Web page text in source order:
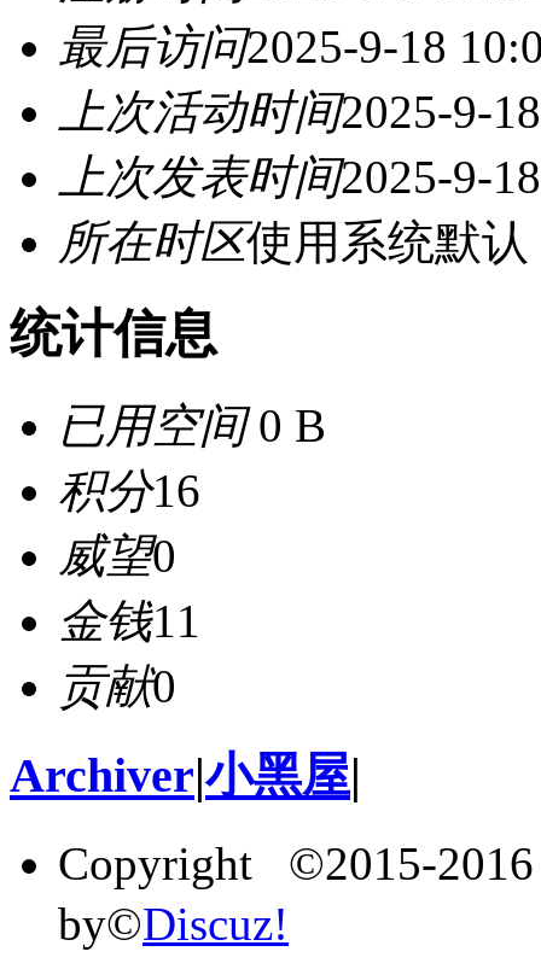
最后访问2025-9-18
上次活动时间2025-9-
上次发表时间2025-9-
所在时区使用系统默认
统计信息
已用空间0 B
积分16
威望0
金钱11
贡献0
Archiver|小黑屋|
Copyright ©2015-
by©Discuz!